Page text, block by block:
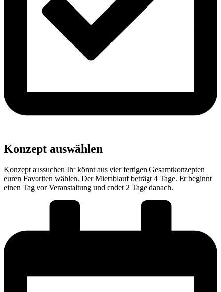
Konzept auswählen
Konzept aussuchen Ihr könnt aus vier fertigen Gesamtkonzepten
euren Favoriten wählen. Der Mietablauf beträgt 4 Tage. Er beginnt
einen Tag vor Veranstaltung und endet 2 Tage danach.